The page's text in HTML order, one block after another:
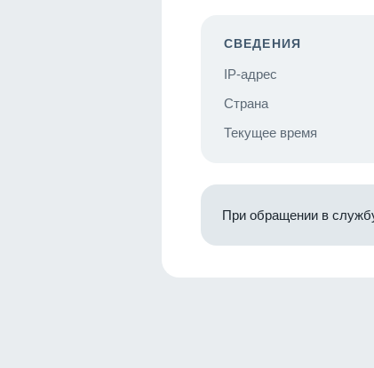
СВЕДЕНИЯ
IP-адрес
Страна
Текущее время
При обращении в